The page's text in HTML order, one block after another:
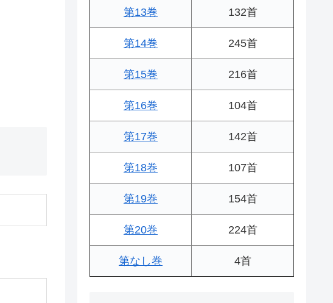
第13巻 132首
第14巻 245首
第15巻 216首
第16巻 104首
第17巻 142首
第18巻 107首
第19巻 154首
第20巻 224首
第なし巻 4首